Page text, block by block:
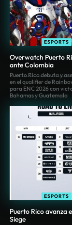
ESPORTS
Overwatch Puerto
ante Colombia
Puerto Rico debuta y
en el qualifier de
para ENC 2026 con
Bahamas y Guatemala
ESPORTS
Puerto Rico avanza
Siege